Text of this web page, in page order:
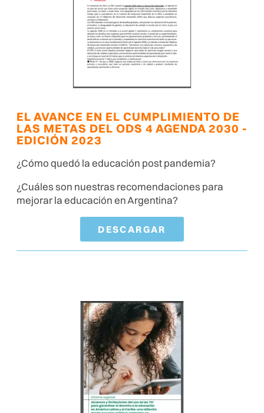
EL AVANCE EN EL CUMPLIMIENTO DE
LAS METAS DEL ODS 4 AGENDA 2030 -
EDICIÓN 2023
¿Cómo quedó la educación post pandemia?
¿Cuáles son nuestras recomendaciones para
mejorar la educación en Argentina?
DESCARGAR